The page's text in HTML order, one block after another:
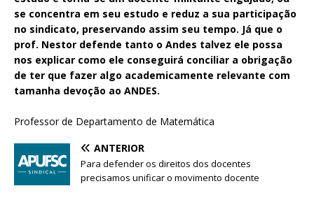
se concentra em seu estudo e reduz a sua participação
no sindicato, preservando assim seu tempo. Já que o
prof. Nestor defende tanto o Andes talvez ele possa
nos explicar como ele conseguirá conciliar a obrigação
de ter que fazer algo academicamente relevante com
tamanha devoção ao ANDES.
Professor de Departamento de Matemática
ANTERIOR
Para defender os direitos dos docentes
precisamos unificar o movimento docente